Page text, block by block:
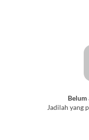
Belum
Jadilah yang